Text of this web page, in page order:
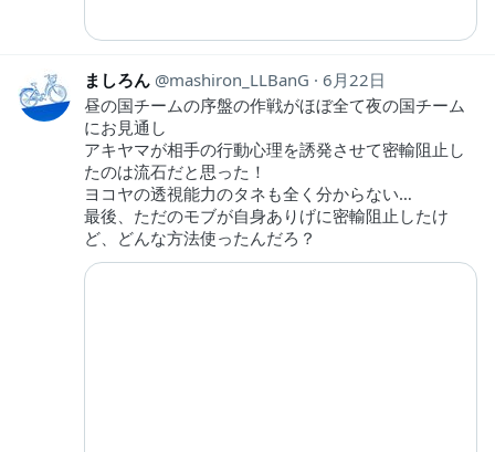
ましろん mashiron_LLBanG
6月22日
昼の国チームの序盤の作戦がほぼ全て夜の国チーム
にお見通し
アキヤマが相手の行動心理を誘発させて密輸阻止し
たのは流石だと思った！
ヨコヤの透視能力のタネも全く分からない…
最後、ただのモブが自身ありげに密輸阻止したけ
ど、どんな方法使ったんだろ？